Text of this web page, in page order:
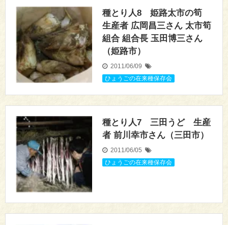
種とり人8 姫路太市の筍
生産者 広岡昌三さん 太市筍
組合 組合長 玉田博三さん
（姫路市）
2011/06/09
ひょうごの在来種保存会
種とり人7 三田うど 生産
者 前川幸市さん（三田市）
2011/06/05
ひょうごの在来種保存会